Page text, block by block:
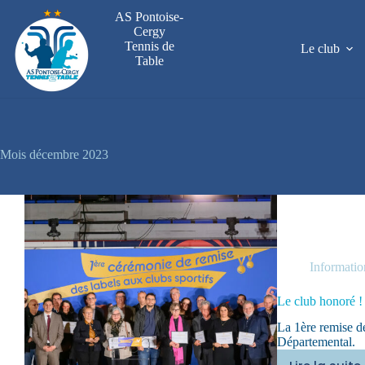
contenu
AS Pontoise-
Cergy
Tennis de
Table
Le club
Mois décembre 2023
Le club honoré !
La 1ère remise
Départemental.